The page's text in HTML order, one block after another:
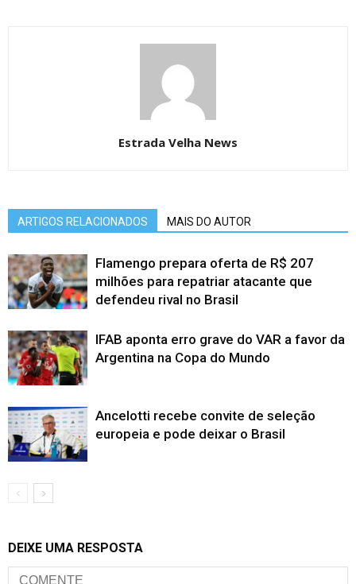
Estrada Velha News
ARTIGOS RELACIONADOS MAIS DO AUTOR
Flamengo prepara oferta de R$ 207
milhões para repatriar atacante que
defendeu rival no Brasil
IFAB aponta erro grave do VAR a favor da
Argentina na Copa do Mundo
Ancelotti recebe convite de seleção
europeia e pode deixar o Brasil
DEIXE UMA RESPOSTA